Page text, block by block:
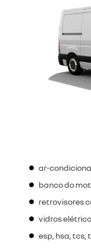
ar-
banco do
retrovisores
vidros
esp, hsa, tcs,